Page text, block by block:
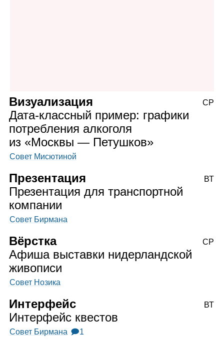
Визуализация
Дата‑классный пример: графики
потребления алкоголя
из «Москвы — Петушков»
Совет Мисютиной
СР
Презентация
Презентация для транспортной
компании
Совет Бирмана
ВТ
Вёрстка
Афиша выставки нидерландской
живописи
Совет Нозика
СР
Интерфейс
Интерфейс квестов
Совет Бирмана 🗩1
ВТ